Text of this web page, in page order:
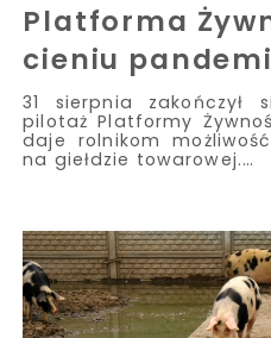
Platforma
cieniu
31 sierpnia
pilotaż Platformy
daje rolnikom
na giełdzie towarowej.…